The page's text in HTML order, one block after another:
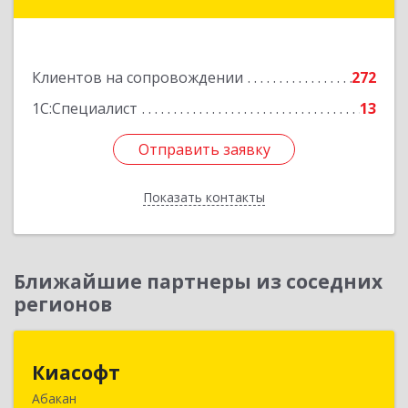
Клиентов на сопровождении
272
1С:Специалист
13
Отправить заявку
Показать контакты
Отправить заявку
Назад
Ближайшие партнеры из соседних
регионов
Киасофт
Абакан
655017, Хакасия Респ, Абакан г, Ивана Ярыгина